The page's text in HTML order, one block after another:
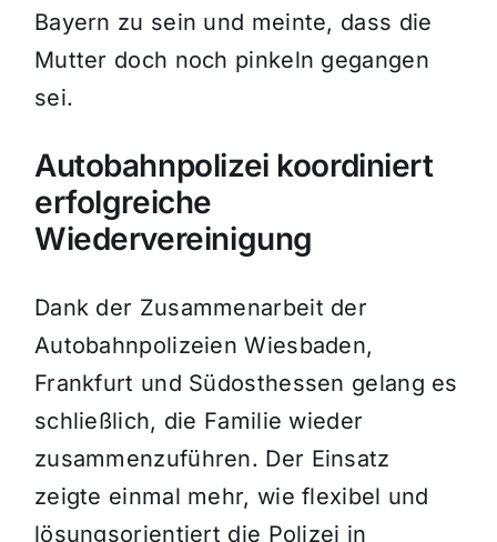
Bayern zu sein und meinte, dass die
Mutter doch noch pinkeln gegangen
sei.
Autobahnpolizei koordiniert
erfolgreiche
Wiedervereinigung
Dank der Zusammenarbeit der
Autobahnpolizeien Wiesbaden,
Frankfurt und Südosthessen gelang es
schließlich, die Familie wieder
zusammenzuführen. Der Einsatz
zeigte einmal mehr, wie flexibel und
lösungsorientiert die Polizei in